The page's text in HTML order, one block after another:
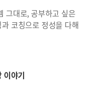
그대로, 공부하고 싶은
코칭으로 정성을 다해
이야기